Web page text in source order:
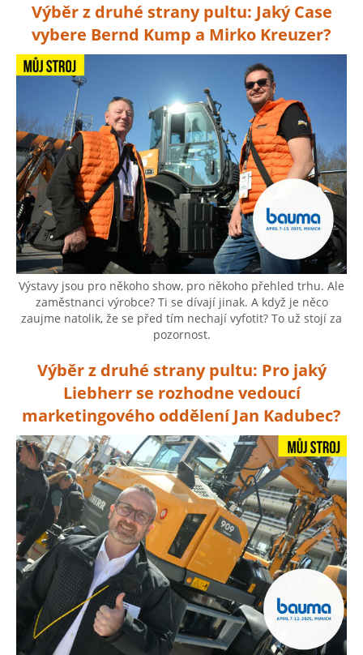
Výběr z druhé strany pultu: Jaký Case
vybere Bernd Kump a Mirko Kreuzer?
Výstavy jsou pro někoho show, pro někoho přehled trhu. Ale
zaměstnanci výrobce? Ti se dívají jinak. A když je něco
zaujme natolik, že se před tím nechají vyfotit? To už stojí za
pozornost.
Výběr z druhé strany pultu: Pro jaký
Liebherr se rozhodne vedoucí
marketingového oddělení Jan Kadubec?